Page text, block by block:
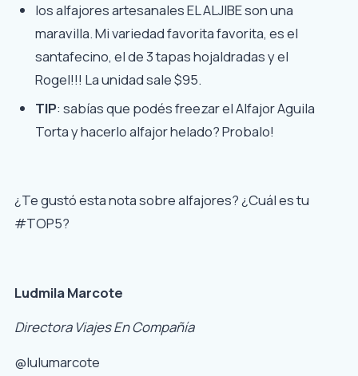
los alfajores artesanales EL ALJIBE son una
maravilla. Mi variedad favorita favorita, es el
santafecino, el de 3 tapas hojaldradas y el
Rogel!!! La unidad sale $95.
TIP: sabías que podés freezar el Alfajor Aguila
Torta y hacerlo alfajor helado? Probalo!
¿Te gustó esta nota sobre alfajores? ¿Cuál es tu
#TOP5?
Ludmila Marcote
Directora Viajes En Compañía
@lulumarcote